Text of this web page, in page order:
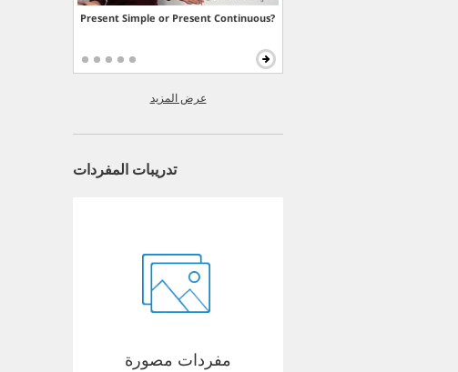
Present Simple or Present Continuous?
عرض المزيد
تدريبات المفردات
مفردات مصورة